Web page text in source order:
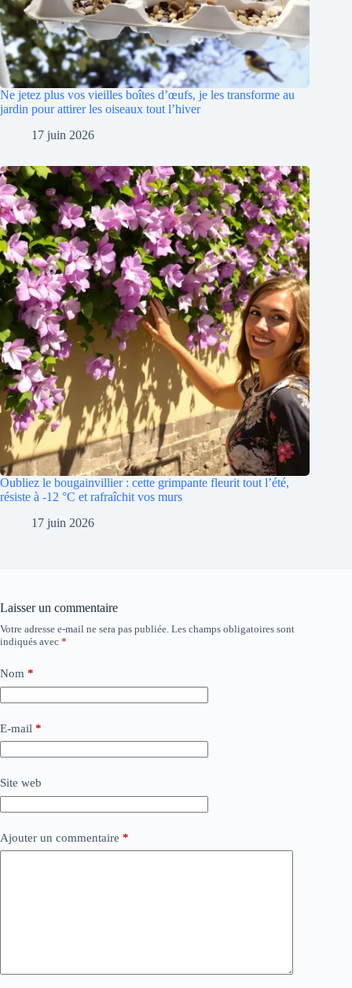
Ne jetez plus vos vieilles boîtes d’œufs, je les transforme au
jardin pour attirer les oiseaux tout l’hiver
17 juin 2026
Oubliez le bougainvillier : cette grimpante fleurit tout l’été,
résiste à -12 °C et rafraîchit vos murs
17 juin 2026
Laisser un commentaire
Votre adresse e-mail ne sera pas publiée. Les champs obligatoires sont
indiqués avec *
Nom *
E-mail *
Site web
Ajouter un commentaire *